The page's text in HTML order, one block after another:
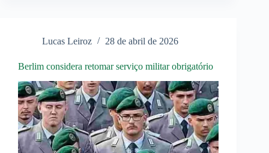
Lucas Leiroz 28 de abril de 2026
Berlim considera retomar serviço militar obrigatório